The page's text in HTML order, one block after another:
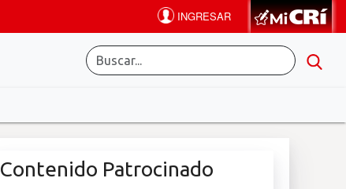
Contenido Patrocinado